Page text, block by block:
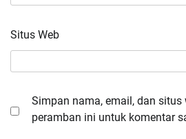
Situs Web
Simpan nama, email, dan situs
peramban ini untuk komentar